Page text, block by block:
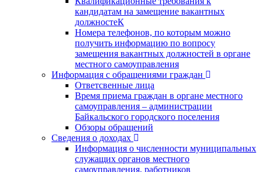
кандидатам на замещение вакантных
должностеК
Номера телефонов, по которым можно
получить информацию по вопросу
замещения вакантных должностей в органе
местного самоуправления
Информация с обращениями граждан
Ответсвенные лица
Время приема граждан в органе местного
самоуправления – администрации
Байкальского городского поселения
Обзоры обращений
Сведения о доходах
Информация о численности муниципальных
служащих органов местного
самоуправления, работников